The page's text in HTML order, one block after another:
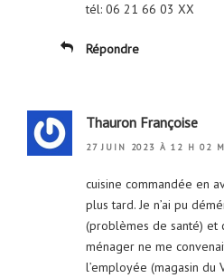
tél: 06 21 66 03 XX
Répondre
Thauron Françoise
27 JUIN 2023 À 12 H 02
cuisine commandée en
plus tard. Je n’ai pu
(problèmes de santé) et
ménager ne me
l’employée (magasin du